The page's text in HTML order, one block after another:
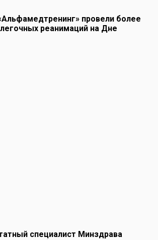
провели более
реанимаций на Дне
специалист Минздрава